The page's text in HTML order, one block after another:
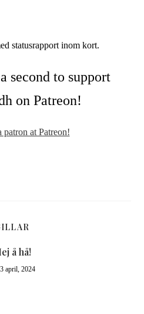
statusrapport inom kort.
second to support
on Patreon!
å hå!
april, 2024